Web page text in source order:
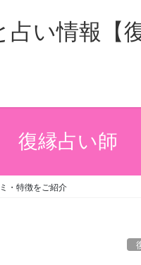
復縁占い師
・特徴をご紹介